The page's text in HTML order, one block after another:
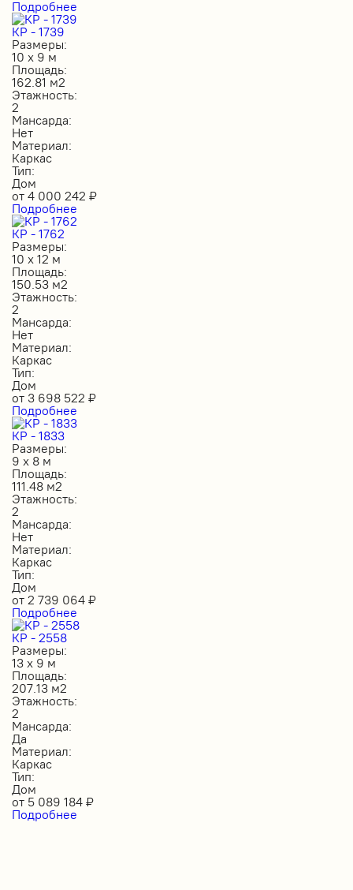
Подробнее
КР - 1739
Размеры:
10 х 9 м
Площадь:
162.81 м2
Этажность:
2
Мансарда:
Нет
Материал:
Каркас
Тип:
Дом
от 4 000 242 ₽
Подробнее
КР - 1762
Размеры:
10 х 12 м
Площадь:
150.53 м2
Этажность:
2
Мансарда:
Нет
Материал:
Каркас
Тип:
Дом
от 3 698 522 ₽
Подробнее
КР - 1833
Размеры:
9 х 8 м
Площадь:
111.48 м2
Этажность:
2
Мансарда:
Нет
Материал:
Каркас
Тип:
Дом
от 2 739 064 ₽
Подробнее
КР - 2558
Размеры:
13 х 9 м
Площадь:
207.13 м2
Этажность:
2
Мансарда:
Да
Материал:
Каркас
Тип:
Дом
от 5 089 184 ₽
Подробнее